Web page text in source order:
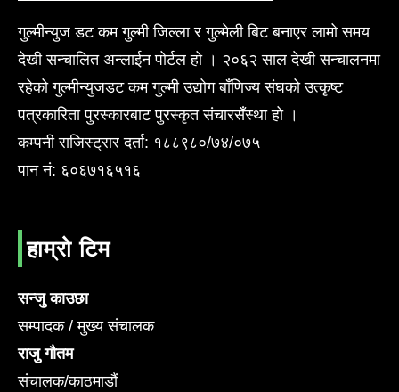
गुल्मीन्युज डट कम गुल्मी जिल्ला र गुल्मेली बिट बनाएर लामो समय
देखी सन्चालित अन्लाईन पोर्टल हो । २०६२ साल देखी सन्चालनमा
रहेको गुल्मीन्युजडट कम गुल्मी उद्योग बाँणिज्य संघको उत्कृष्ट
पत्रकारिता पुरस्कारबाट पुरस्कृत संचारसँस्था हो ।
कम्पनी राजिस्ट्रार दर्ता: १८८९८०/७४/०७५
पान नं: ६०६७१६५१६
हाम्रो टिम
सन्जु काउछा
सम्पादक / मुख्य संचालक
राजु गौतम
संचालक/काठमाडौं